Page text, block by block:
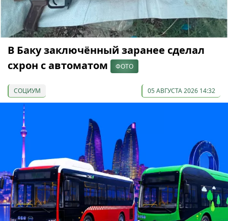
В Баку заключённый заранее сделал
схрон с автоматом
ФОТО
СОЦИУМ 05 АВГУСТА 2026 14:32